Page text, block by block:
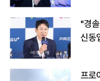
"경
신동
프로